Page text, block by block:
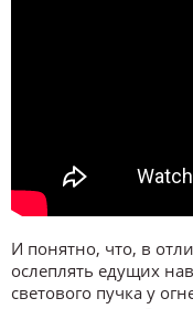
И понятно, что, в
ослеплять едущих
светового пучка у